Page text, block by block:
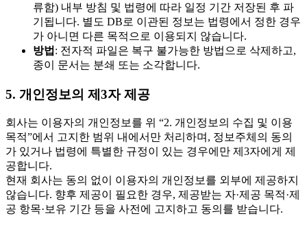
류함) 내부 방침 및 법령에 따라 일정 기간 저장된 후 파
기됩니다. 별도 DB로 이관된 정보는 법령에서 정한 경우
가 아니면 다른 목적으로 이용되지 않습니다.
방법 : 전자적 파일은 복구 불가능한 방법으로 삭제하고,
종이 문서는 분쇄 또는 소각합니다.
5. 개인정보의 제3자 제공
회사는 이용자의 개인정보를 위 “2. 개인정보의 수집 및 이용
목적”에서 고지한 범위 내에서만 처리하며, 정보주체의 동의
가 있거나 법령에 특별한 규정이 있는 경우에만 제3자에게 제
공합니다.
현재 회사는 동의 없이 이용자의 개인정보를 외부에 제공하지
않습니다. 향후 제공이 필요한 경우, 제공받는 자·제공 목적·제
공 항목·보유 기간 등을 사전에 고지하고 동의를 받습니다.